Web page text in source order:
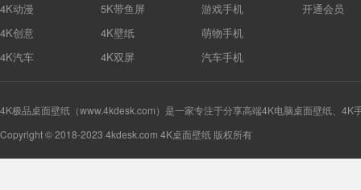
4K动漫
4K创意
4K汽车
5K带鱼屏
4K壁纸
4K双屏
游戏手机
萌物手机
汽车手机
开通会员
4K极品桌面壁纸（www.4kdesk.com）是一家专注于分享高端4K电脑桌面壁纸、4K
Copyright © 2018-2023 4kdesk.com 4K桌面壁纸 版权所有